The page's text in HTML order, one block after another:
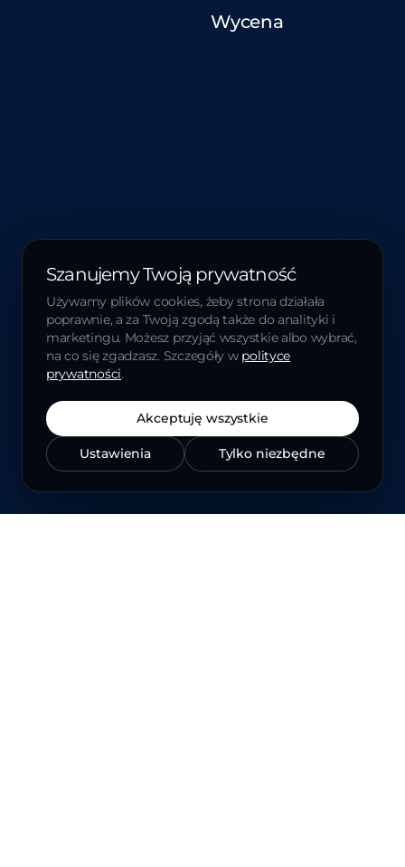
Wycena
Szanujemy Twoją prywatność
Używamy plików cookies, żeby strona działała
poprawnie, a za Twoją zgodą także do analityki i
marketingu. Możesz przyjąć wszystkie albo wybrać,
na co się zgadzasz. Szczegóły w polityce
prywatności.
Ustawienia Tylko niezbędne
Akceptuję wszystkie